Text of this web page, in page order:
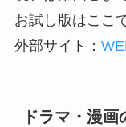
お試し版はここ
外部サイト：
ドラマ・漫